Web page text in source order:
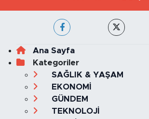
Ana Sayfa
Kategoriler
SAĞLIK & YAŞAM
EKONOMİ
GÜNDEM
TEKNOLOJİ